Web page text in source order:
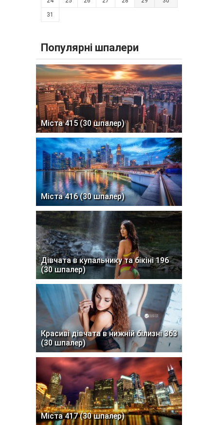
31
Популярні шпалери
Міста 415 (30 шпалер)
Міста 416 (30 шпалер)
Дівчата в купальнику та бікіні 196
(30 шпалер)
Красиві дівчата в нижній білизні 363
(30 шпалер)
Міста 417 (30 шпалер)